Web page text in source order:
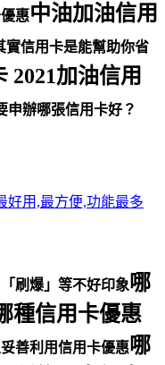
惠中油加油信用
實信用卡是能幫助你省
2021加油信用
申辦哪張信用卡好？
好用,最方便,功能最多
刷爆」等不好印象哪
種信用卡優惠
善利用信用卡優惠哪